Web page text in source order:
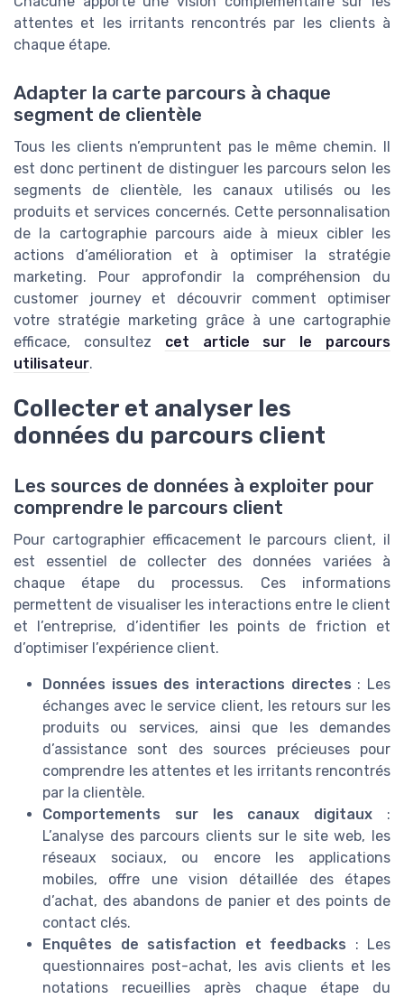
attentes et les irritants rencontrés par les clients à
chaque étape.
Adapter la carte parcours à chaque
segment de clientèle
Tous les clients n’empruntent pas le même chemin. Il
est donc pertinent de distinguer les parcours selon les
segments de clientèle, les canaux utilisés ou les
produits et services concernés. Cette personnalisation
de la cartographie parcours aide à mieux cibler les
actions d’amélioration et à optimiser la stratégie
marketing. Pour approfondir la compréhension du
customer journey et découvrir comment optimiser
votre stratégie marketing grâce à une cartographie
efficace, consultez cet article sur le parcours
utilisateur.
Collecter et analyser les
données du parcours client
Les sources de données à exploiter pour
comprendre le parcours client
Pour cartographier efficacement le parcours client, il
est essentiel de collecter des données variées à
chaque étape du processus. Ces informations
permettent de visualiser les interactions entre le client
et l’entreprise, d’identifier les points de friction et
d’optimiser l’expérience client.
Données issues des interactions directes : Les
échanges avec le service client, les retours sur les
produits ou services, ainsi que les demandes
d’assistance sont des sources précieuses pour
comprendre les attentes et les irritants rencontrés
par la clientèle.
Comportements sur les canaux digitaux :
L’analyse des parcours clients sur le site web, les
réseaux sociaux, ou encore les applications
mobiles, offre une vision détaillée des étapes
d’achat, des abandons de panier et des points de
contact clés.
Enquêtes de satisfaction et feedbacks : Les
questionnaires post-achat, les avis clients et les
notations recueillies après chaque étape du